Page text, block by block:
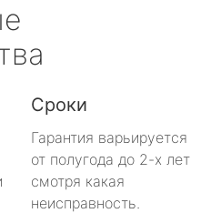
Сроки
Гарантия варьируется
от полугода до 2-х лет
смотря какая
неисправность.